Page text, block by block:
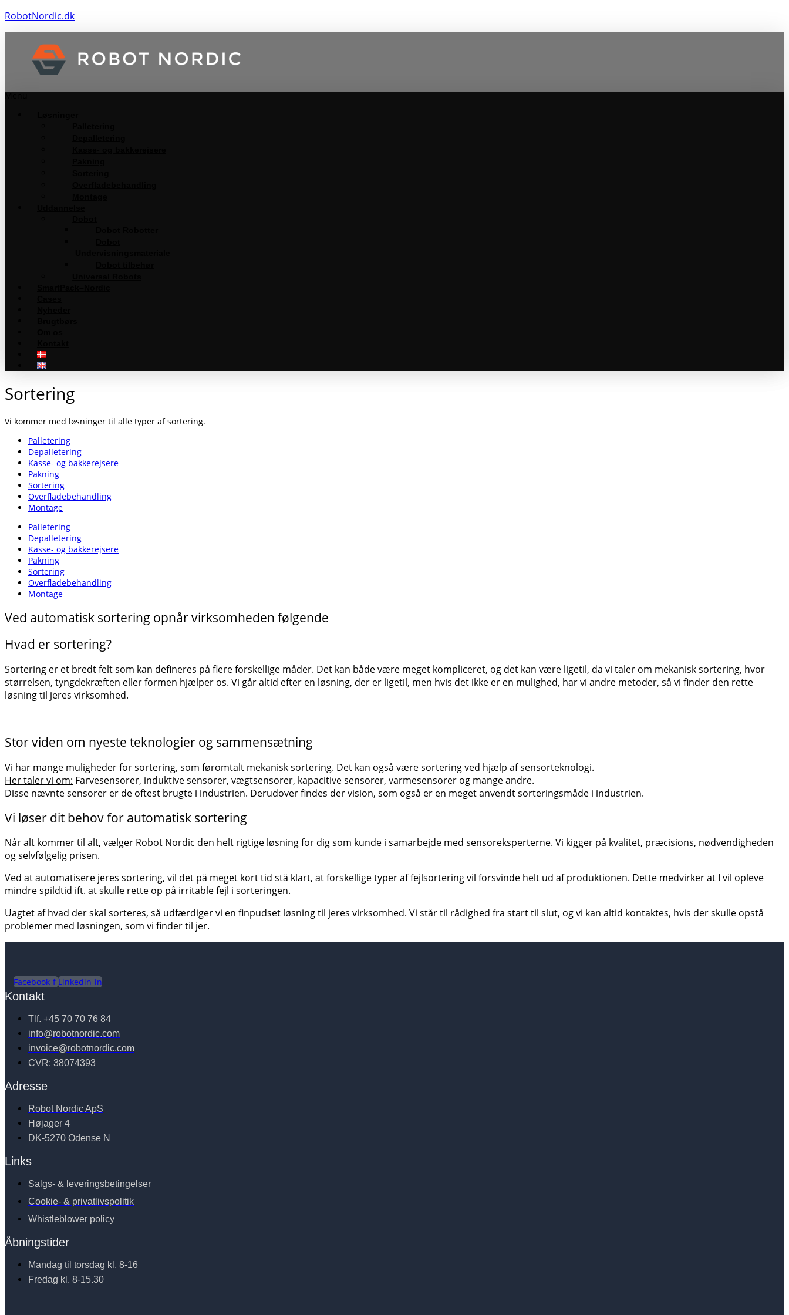
RobotNordic.dk
Menu
Sortering
Vi kommer med løsninger til alle typer af sortering.
Palletering
Depalletering
Kasse- og bakkerejsere
Pakning
Sortering
Overflade­behandling
Montage
Palletering
Depalletering
Kasse- og bakkerejsere
Pakning
Sortering
Overflade­behandling
Montage
Ved automatisk sortering opnår virksomheden følgende
Hvad er sortering?
Sortering er et bredt felt som kan defineres på flere forskellige måder. Det kan både være meget kompliceret, og det kan være ligetil, da vi taler om mekanisk sortering, hvor
størrelsen, tyngdekræften eller formen hjælper os. Vi går altid efter en løsning, der er ligetil, men hvis det ikke er en mulighed, harvi andre metoder, så vi finder den rette
løsning til jeres virksomhed.
Stor viden om nyeste teknologier og sammensætning
Vi har mange muligheder for sortering, som føromtalt mekanisk sortering. Det kan også være sortering ved hjælp af sensorteknologi.
Her taler vi om: Farvesensorer, induktive sensorer, vægtsensorer, kapacitive sensorer, varmesensorer og mange andre.
Disse nævnte sensorer er de oftest brugte i industrien. Derudover findes der vision, som også er en meget anvendt sorteringsmåde i industrien.
Vi løser dit behov for automatisk sortering
Når alt kommer til alt, vælger Robot Nordic den helt rigtige løsning for dig som kunde i samarbejde med sensoreksperterne. Vi kigger på kvalitet, præcisions, nødvendigheden
og selvfølgelig prisen.
Ved at automatisere jeres sortering, vil det på meget kort tid stå klart, at forskellige typer af fejlsortering vil forsvinde helt ud af produktionen. Dette medvirker at I vil opleve
mindre spildtid ift. at skulle rette op på irritable fejl i sorteringen.
Uagtet af hvad der skal sorteres, så udfærdiger vi en finpudset løsning til jeres virksomhed. Vi står til rådighed fra start til slut, og vi kan altid kontaktes, hvis der skulle opstå
problemer med løsningen, som vi finder til jer.
Facebook-f Linkedin-in
Kontakt
Tlf. +45 70 70 76 84
info@robotnordic.com
invoice@robotnordic.com
CVR: 38074393
Adresse
Robot Nordic ApS
Højager 4
DK-5270 Odense N
Links
Salgs- & leveringsbetingelser
Cookie- & privatlivspolitik
Whistleblower policy
Åbningstider
Mandag til torsdag kl. 8-16
Fredag kl. 8-15.30